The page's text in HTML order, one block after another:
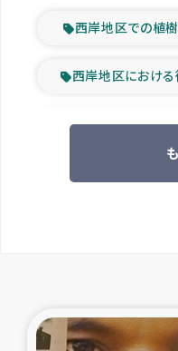
西岸地区での植
西岸地区におけ
ツ
東ティ